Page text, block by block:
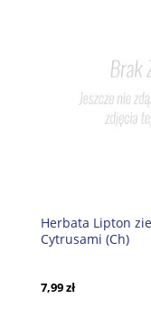
Herbata Lipton
Cytrusami (Ch)
7,99 zł